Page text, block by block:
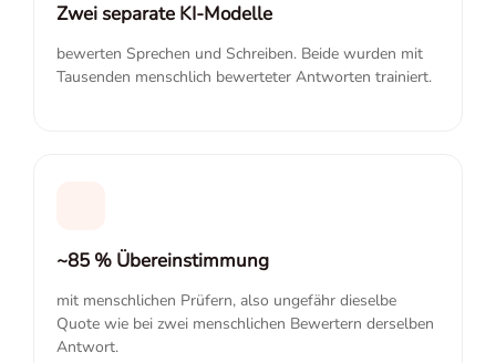
Zwei separate KI-Modelle
bewerten Sprechen und Schreiben. Beide wurden mit
Tausenden menschlich bewerteter Antworten trainiert.
~85 % Übereinstimmung
mit menschlichen Prüfern, also ungefähr dieselbe
Quote wie bei zwei menschlichen Bewertern derselben
Antwort.